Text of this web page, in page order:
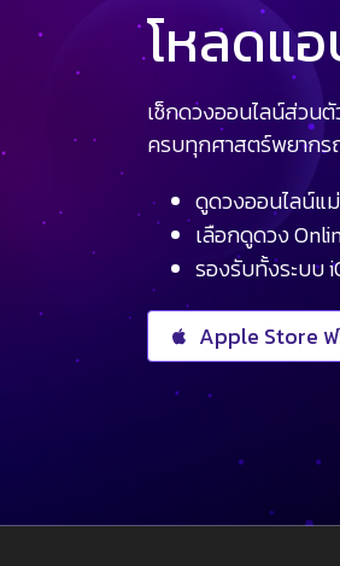
โหลดแ
เช็กดวงออนไลน์ส่วน
ครบทุกศาสตร์พยากร
ดูดวงออนไลน์แ
เลือกดูดวง
รองรับทั้งระบบ
Apple Store